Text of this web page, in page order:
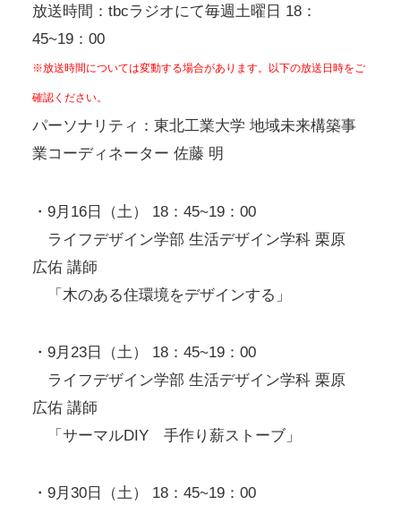
放送時間：tbcラジオにて毎週土曜日 18：
45~19：00
※放送時間については変動する場合があります。以下の放送日時をご
確認ください。
パーソナリティ：東北工業大学 地域未来構築事
業コーディネーター 佐藤 明
・9月16日（土） 18：45~19：00
ライフデザイン学部 生活デザイン学科 栗原
広佑 講師
「木のある住環境をデザインする」
・9月23日（土） 18：45~19：00
ライフデザイン学部 生活デザイン学科 栗原
広佑 講師
「サーマルDIY 手作り薪ストーブ」
・9月30日（土） 18：45~19：00